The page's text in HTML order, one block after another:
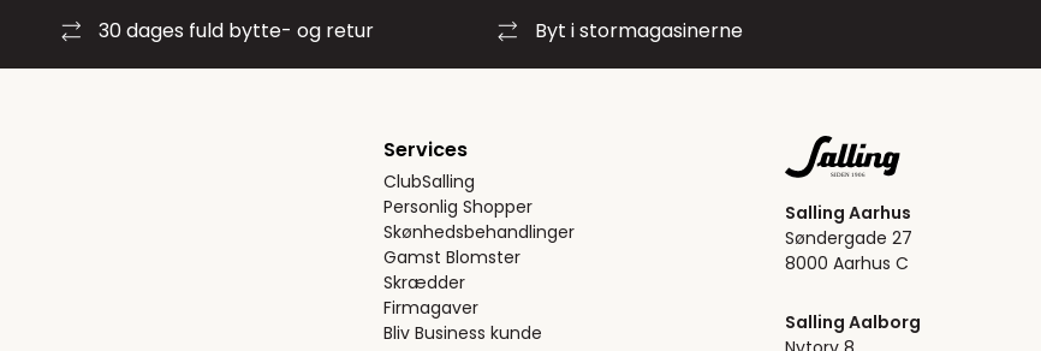
30 dages fuld bytte- og retur Byt i stormagasinerne
Services
ClubSalling
Personlig Shopper
Skønhedsbehandlinger
Gamst Blomster
Skrædder
Firmagaver
Bliv Business kunde
Salling Aarhus
Søndergade 27
8000 Aarhus C
Salling Aalborg